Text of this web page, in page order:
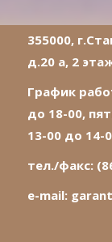
355000,
д.20 а, 2
График
до 18-00,
13-00 до 14-
тел./факс:
e-mail: